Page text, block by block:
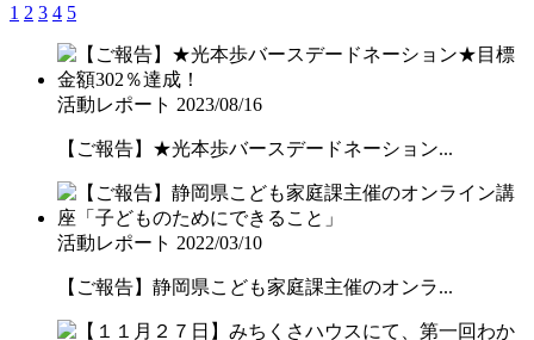
1 2 3 4 5
活動レポート 2023/08/16
【ご報告】★光本歩バースデードネーション...
活動レポート 2022/03/10
【ご報告】静岡県こども家庭課主催のオンラ...